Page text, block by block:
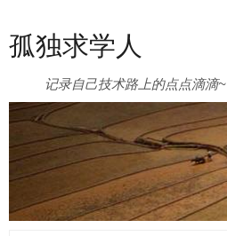
孤独求学人
记录自己技术路上的点点滴滴~